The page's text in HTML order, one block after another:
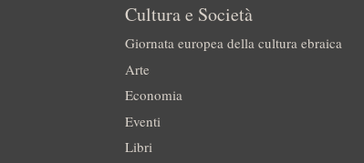
Cultura e Società
Giornata europea della cultura ebraica
Arte
Economia
Eventi
Libri